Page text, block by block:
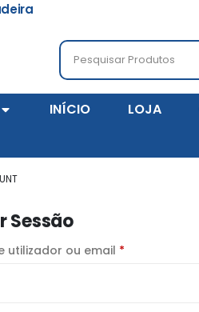
INÍCIO LOJA
Sessão
utilizador ou email *